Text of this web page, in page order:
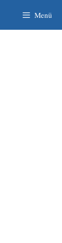
Menü